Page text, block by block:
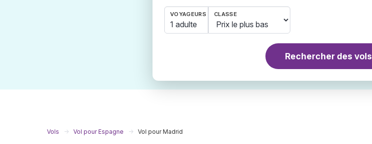
VOYAGEURS
1 adulte
CLASSE
Rechercher des vols
Vols Vol pour Espagne Vol pour Madrid